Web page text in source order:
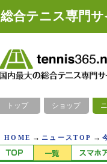
総合テニス専門サ
トップ ショップ
HOME → ニュースTOP →